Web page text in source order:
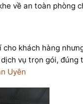
về an toàn phòng
khách hàng
vụ trọn gói, đúng
Uyên